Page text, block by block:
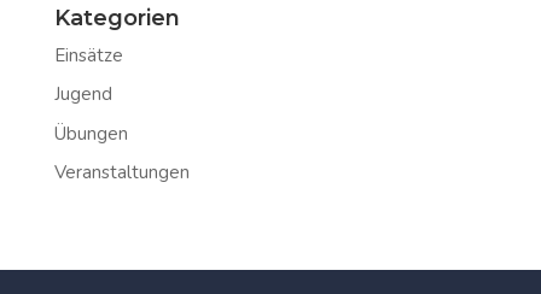
Kategorien
Einsätze
Jugend
Übungen
Veranstaltungen